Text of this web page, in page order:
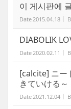
이 게시판에
Date2015.04.18
DIABOLIK
Date2020.02.11
[calcite] ニー
きていける～
Date2021.12.04